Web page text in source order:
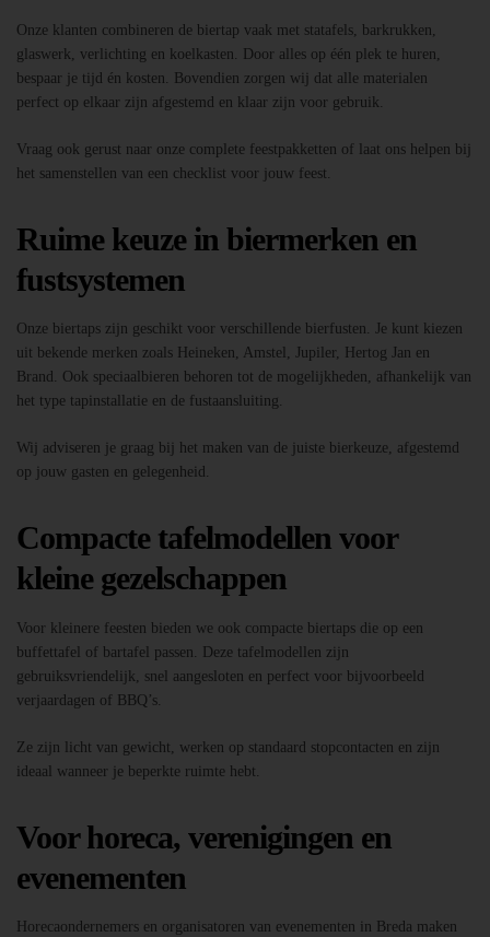
Onze klanten combineren de biertap vaak met statafels, barkrukken,
glaswerk, verlichting en koelkasten. Door alles op één plek te huren,
bespaar je tijd én kosten. Bovendien zorgen wij dat alle materialen
perfect op elkaar zijn afgestemd en klaar zijn voor gebruik.
Vraag ook gerust naar onze complete feestpakketten of laat ons helpen bij
het samenstellen van een checklist voor jouw feest.
Ruime keuze in biermerken en
fustsystemen
Onze biertaps zijn geschikt voor verschillende bierfusten. Je kunt kiezen
uit bekende merken zoals Heineken, Amstel, Jupiler, Hertog Jan en
Brand. Ook speciaalbieren behoren tot de mogelijkheden, afhankelijk van
het type tapinstallatie en de fustaansluiting.
Wij adviseren je graag bij het maken van de juiste bierkeuze, afgestemd
op jouw gasten en gelegenheid.
Compacte tafelmodellen voor
kleine gezelschappen
Voor kleinere feesten bieden we ook compacte biertaps die op een
buffettafel of bartafel passen. Deze tafelmodellen zijn
gebruiksvriendelijk, snel aangesloten en perfect voor bijvoorbeeld
verjaardagen of BBQ’s.
Ze zijn licht van gewicht, werken op standaard stopcontacten en zijn
ideaal wanneer je beperkte ruimte hebt.
Voor horeca, verenigingen en
evenementen
Horecaondernemers en organisatoren van evenementen in Breda maken